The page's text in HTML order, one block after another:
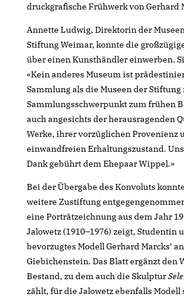
druckgrafische Frühwerk von Gerhard
Annette Ludwig, Direktorin der
Stiftung Weimar, konnte die
über einen Kunsthändler einwerben.
«Kein anderes Museum ist
Sammlung als die Museen der
Sammlungsschwerpunkt zum frühen
auch angesichts der herausragenden
Werke, ihrer vorzüglichen Provenienz
einwandfreien Erhaltungszustand.
Dank gebührt dem Ehepaar Wippel.»
Bei der Übergabe des Konvoluts
weitere Zustiftung
eine Porträtzeichnung aus dem Jahr
Jalowetz (1910–1976) zeigt, Studentin
bevorzugtes Modell Gerhard Marcks’
Giebichenstein. Das Blatt ergänzt den
Bestand, zu dem auch die Skulptur
zählt, für die Jalowetz ebenfalls Modell